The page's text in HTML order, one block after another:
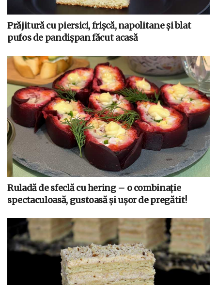
Prăjitură cu piersici, frișcă, napolitane și blat
pufos de pandișpan făcut acasă
Ruladă de sfeclă cu hering – o combinație
spectaculoasă, gustoasă și ușor de pregătit!